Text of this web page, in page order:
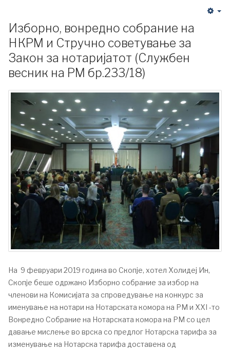
Изборно, вонредно собрание на
НКРМ и Стручно советување за
Закон за нотаријатот (Службен
весник на РМ бр.233/18)
На 9 февруари 2019 година во Скопје, хотел Холидеј Ин,
Скопје беше одржано Изборно собрание за избор на
членови на Комисијата за спроведување на конкурс за
именување на нотари на Нотарската комора на РМ и XXI -то
Вонредно Собрание на Нотарската комора на РМ со цел
давање мислење во врска со предлог Нотарска тарифа за
изменување на Нотарска тарифа доставена од